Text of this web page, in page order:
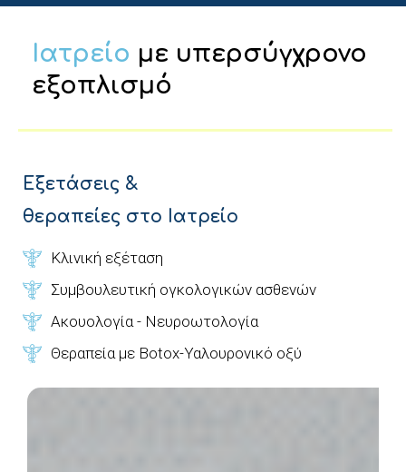
Ιατρείο με υπερσύγχρονο
εξοπλισμό
Εξετάσεις &
θεραπείες στο Ιατρείο
Κλινική εξέταση
Συμβουλευτική ογκολογικών ασθενών
Ακουολογία - Νευροωτολογία
Θεραπεία με Botox-Υαλουρονικό οξύ